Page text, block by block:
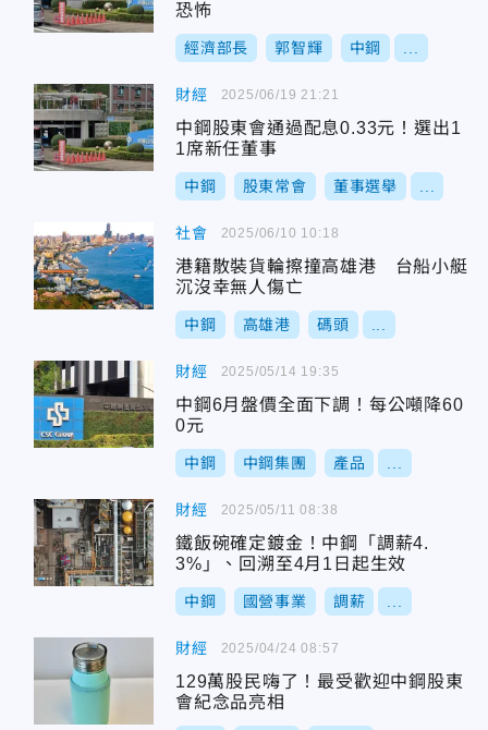
恐怖
經濟部長 郭智輝 中鋼
財經
中鋼股東會通過配息0.33元！選出1
1席新任董事
中鋼 股東常會 董事選舉
2025/06/19 21:21
社會
港籍散裝貨輪擦撞高雄港 台船小艇
沉沒幸無人傷亡
中鋼 高雄港 碼頭
2025/06/10 10:18
財經
中鋼6月盤價全面下調！每公噸降60
0元
中鋼 中鋼集團 產品
2025/05/14 19:35
財經
鐵飯碗確定鍍金！中鋼「調薪4.
3%」、回溯至4月1日起生效
中鋼 國營事業 調薪
2025/05/11 08:38
財經
129萬股民嗨了！最受歡迎中鋼股東
會紀念品亮相
2025/04/24 08:57